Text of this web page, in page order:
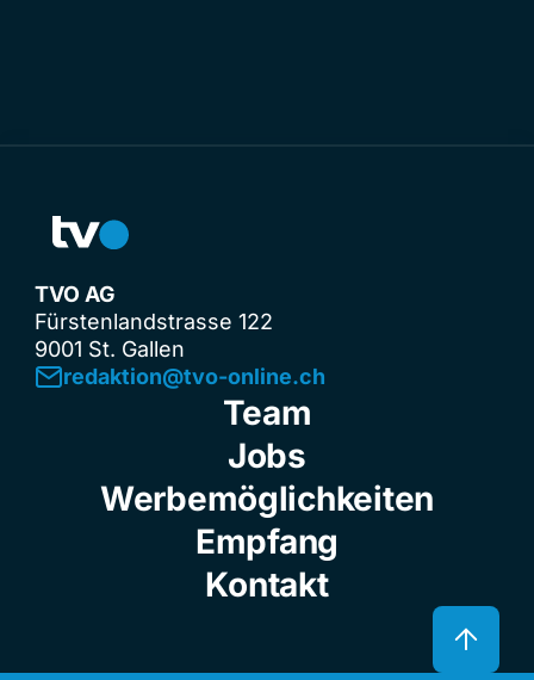
TVO AG
Fürstenlandstrasse 122
9001 St. Gallen
redaktion@tvo-online.ch
Team
Jobs
Werbemöglichkeiten
Empfang
Kontakt